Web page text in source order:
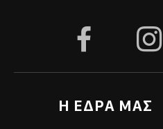
 
Η ΕΔΡΑ ΜΑΣ